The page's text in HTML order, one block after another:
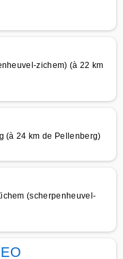
zichem) (à 22 km
(à 24 km de Pellenberg)
(scherpenheuvel-